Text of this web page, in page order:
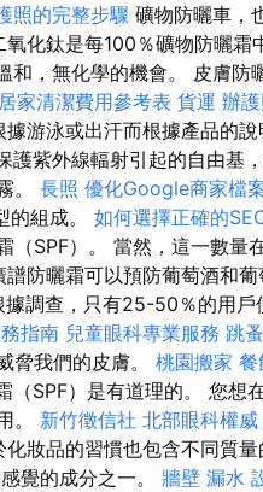
照的完整步驟 礦物防曬車，
氧化鈦是每100％礦物防曬霜
和，無化學的機會。 皮膚防
居家清潔費用參考表 貨運 辦
游泳或出汗而根據產品的說
護紫外線輻射引起的自由基
。 長照 優化Google商家檔
的組成。 如何選擇正確的
SPF）。 當然，這一數量
防曬霜可以預防葡萄酒和
據調查，只有25-50％的用戶
指南 兒童眼科專業服務 跳蚤
脅我們的皮膚。 桃園搬家 餐
（SPF）是有道理的。 您想
。 新竹徵信社 北部眼科權威
妝品的習慣也包含不同質量
覺的成分之一。 牆壁 漏水